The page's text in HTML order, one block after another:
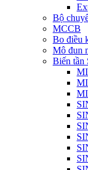
Bộ
MCCB
Bo điều
Mô đun
Biến tần